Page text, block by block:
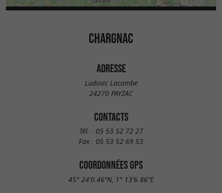
CHARGNAC
ADRESSE
Ludovic Lacombe
24270 PAYZAC
CONTACTS
Tél. : 05 53 52 72 27
Fax : 05 53 52 69 53
COORDONNÉES GPS
45° 24'0.46"N, 1° 13'6.86"E